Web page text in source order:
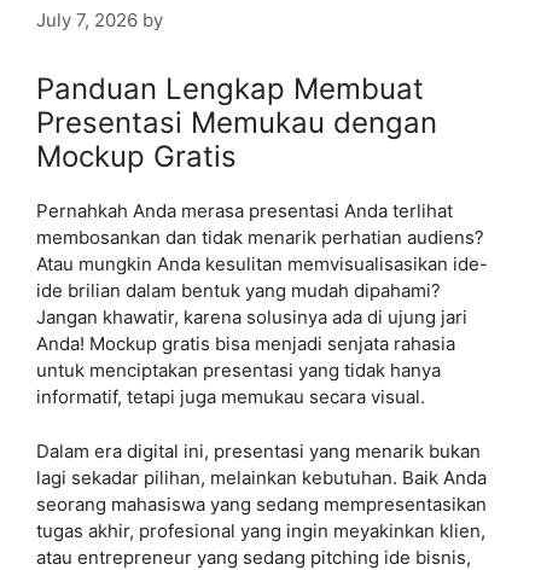
July 7, 2026 by
Panduan Lengkap Membuat
Presentasi Memukau dengan
Mockup Gratis
Pernahkah Anda merasa presentasi Anda terlihat
membosankan dan tidak menarik perhatian audiens?
Atau mungkin Anda kesulitan memvisualisasikan ide-
ide brilian dalam bentuk yang mudah dipahami?
Jangan khawatir, karena solusinya ada di ujung jari
Anda! Mockup gratis bisa menjadi senjata rahasia
untuk menciptakan presentasi yang tidak hanya
informatif, tetapi juga memukau secara visual.
Dalam era digital ini, presentasi yang menarik bukan
lagi sekadar pilihan, melainkan kebutuhan. Baik Anda
seorang mahasiswa yang sedang mempresentasikan
tugas akhir, profesional yang ingin meyakinkan klien,
atau entrepreneur yang sedang pitching ide bisnis,